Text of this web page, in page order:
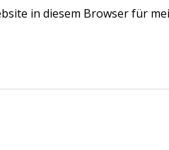
in diesem Browser für